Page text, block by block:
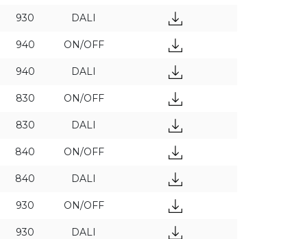
930 DALI
940 ON/OFF
940 DALI
830 ON/OFF
830 DALI
840 ON/OFF
840 DALI
930 ON/OFF
930 DALI